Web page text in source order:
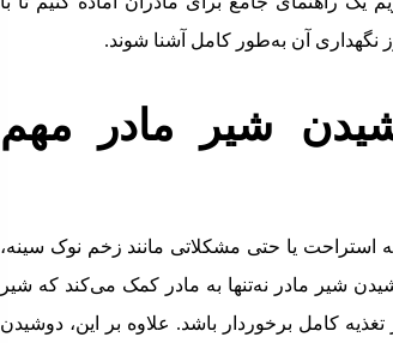
آن به‌طور کامل آشنا شوند.
شیر مادر مهم
استراحت یا حتی مشکلاتی مانند زخم نوک سینه،
شیر مادر نه‌تنها به مادر کمک می‌کند که شیر
کامل برخوردار باشد. علاوه بر این، دوشیدن